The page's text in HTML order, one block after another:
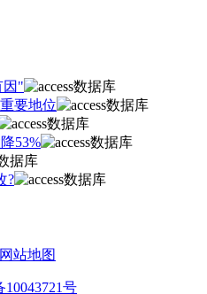
因"
要地位
53%
?
网站地图
10043721号